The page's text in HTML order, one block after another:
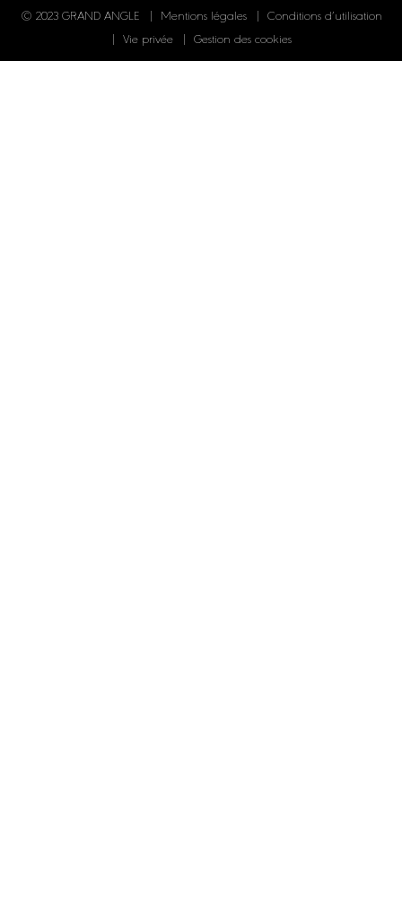
© 2023 GRAND ANGLE Mentions légales
Conditions d’utilisation
Vie privée
Gestion des cookies